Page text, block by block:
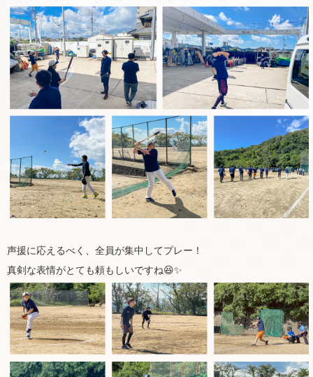
声援に応えるべく、全員が集中してプレー！
真剣な表情がとても頼もしいですね😆✨